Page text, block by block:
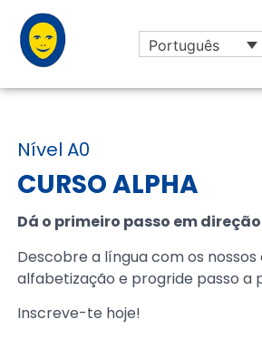
Português
Nível A0
CURSO ALPHA
Dá o primeiro passo em
Descobre a língua com os nossos
alfabetização e progride passo a
Inscreve-te hoje!